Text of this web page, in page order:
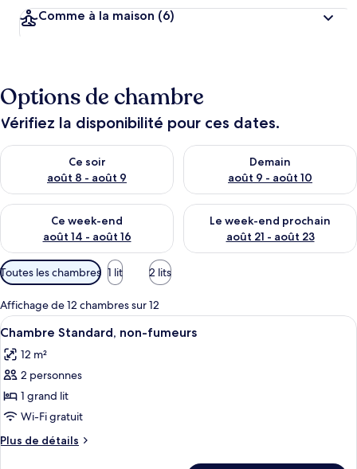
Comme à la maison (6)
Options de chambre
Vérifiez la disponibilité pour ces dates.
Ce soir
août 8 - août 9
Vérifier la disponibilité pour ce soir août 8 - août 9
Demain
août 9 - août 10
Vérifier la disponibilité pour
Ce week-end
août 14 - août 16
Vérifier la disponibilité pour ce week-end août 14 - août 16
Le week-end prochain
août 21 - août 23
Vérifier la disponibilité pour
Filtres
disponibles
pour
les
chambres
Toutes les chambres 1 lit 2 lits
Affichage de 12 chambres sur 12
Afficher
toutes
les
photos
pour
ce
type
de
Une chambre d’hôtel avec un lit en
4
Chambre Standard, non-fumeurs
12 m²
2 personnes
1 grand lit
Wi-Fi gratuit
Plus de détails
Plus